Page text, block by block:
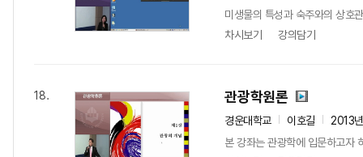
미생물의 특성과 숙주와의 상호
차시보기
강의담기
18. 관광학원론
경운대학교 이호길
2013
본 강좌는 관광학에 입문하고자